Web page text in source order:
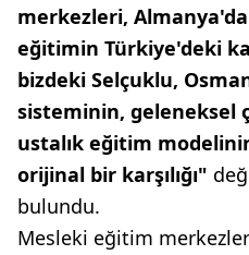
merkezleri,
eğitimin Türkiye'deki
bizdeki Selçuklu,
sisteminin, geleneksel
ustalık eğitim
orijinal bir karşılığı"
bulundu.
Mesleki eğitim